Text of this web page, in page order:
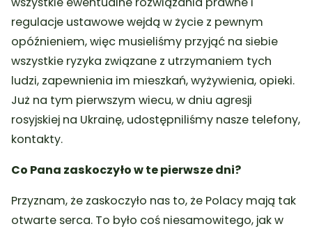
regulacje ustawowe wejdą w życie z pewnym
opóźnieniem, więc musieliśmy przyjąć na siebie
wszystkie ryzyka związane z utrzymaniem tych
ludzi, zapewnienia im mieszkań, wyżywienia, opieki.
Już na tym pierwszym wiecu, w dniu agresji
rosyjskiej na Ukrainę, udostępniliśmy nasze telefony,
kontakty.
Co Pana zaskoczyło w te pierwsze dni?
Przyznam, że zaskoczyło nas to, że Polacy mają tak
otwarte serca. To było coś niesamowitego, jak w